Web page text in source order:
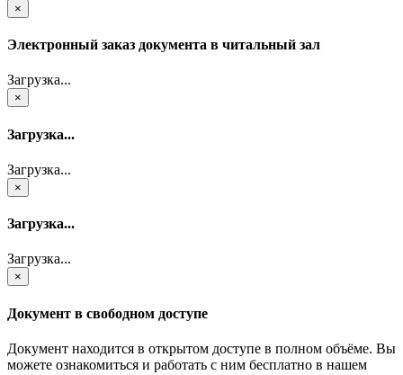
×
Электронный заказ документа в читальный зал
Загрузка...
×
Загрузка...
Загрузка...
×
Загрузка...
Загрузка...
×
Документ в свободном доступе
Документ находится в открытом доступе в полном объёме. Вы
можете ознакомиться и работать с ним бесплатно в нашем